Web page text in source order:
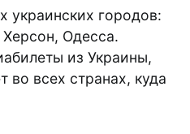
украинских городов:
Одесса.
из Украины,
во всех странах, куда